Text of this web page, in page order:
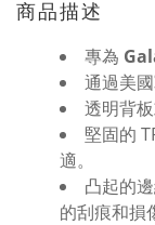
商品描述
專為
通過美國
透明背
堅固的
適。
凸起的
的刮痕和損